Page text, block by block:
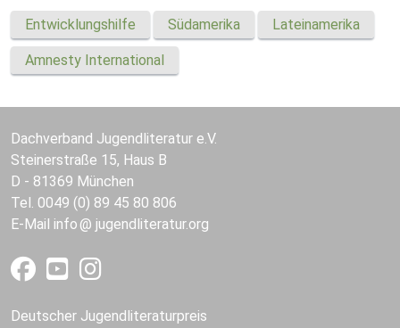
Entwicklungshilfe Südamerika Lateinamerika
Amnesty International
Dachverband Jugendliteratur e.V.
Steinerstraße 15, Haus B
D - 81369 München
Tel. 0049 (0) 89 45 80 806
E-Mail info jugendliteratur.org
Deutscher Jugendliteraturpreis